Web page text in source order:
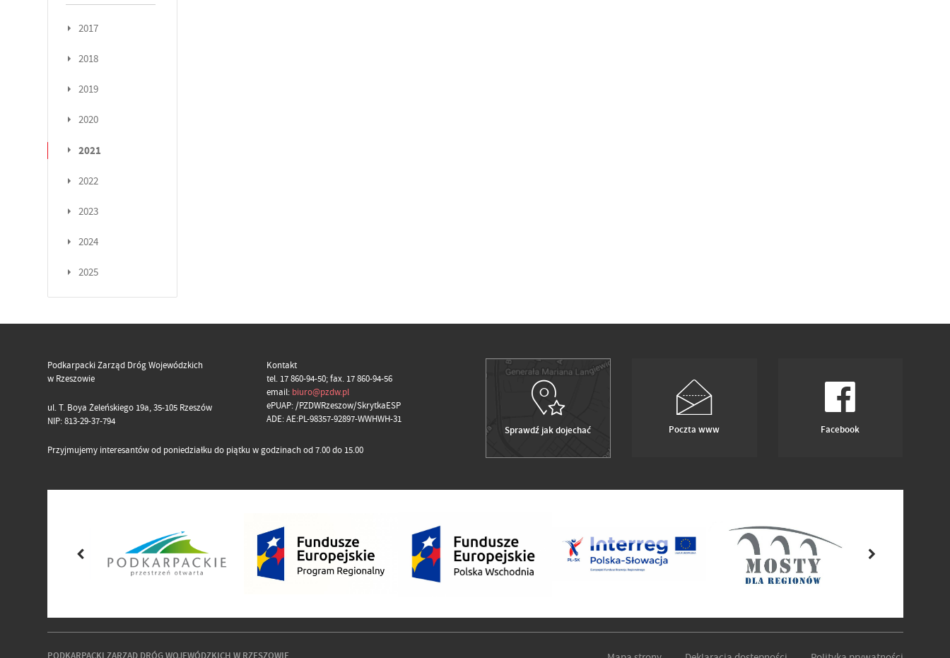
2017
2018
2019
2020
2021
2022
2023
2024
2025
Podkarpacki Zarząd Dróg Wojewódzkich
w Rzeszowie
ul. T. Boya Żeleńskiego 19a, 35-105 Rzeszów
NIP: 813-29-37-794
Kontakt
tel. 17 860-94-50; fax. 17 860-94-56
email: biuro@pzdw.pl
ePUAP: /PZDWRzeszow/SkrytkaESP
ADE: AE:PL-98357-92897-WWHWH-31
Przyjmujemy interesantów od poniedziałku do piątku w godzinach od 7.00 do 15.00
Sprawdź jak dojechać Poczta www Facebook